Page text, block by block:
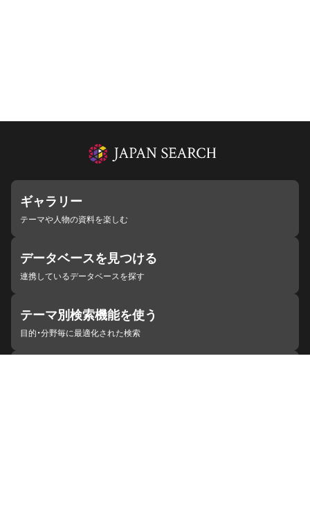
ギャラリー
テーマや人物の資料を楽しむ
データベースを見つける
連携しているデータベースを探す
テーマ別検索機能を使う
目的・分野毎に最適化された検索